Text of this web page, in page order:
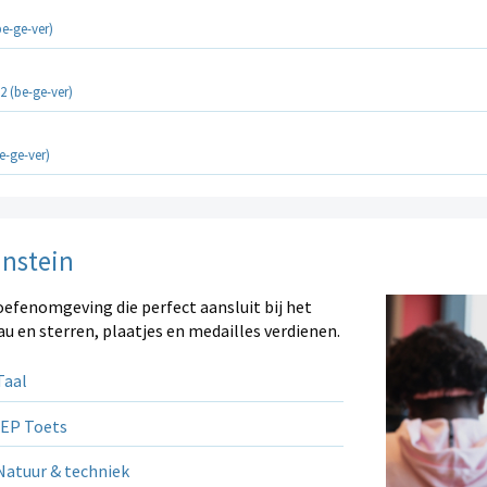
ge-ver)
(be-ge-ver)
ge-ver)
die perfect aansluit bij het
en sterren, plaatjes en medailles verdienen.
Toets
& techniek